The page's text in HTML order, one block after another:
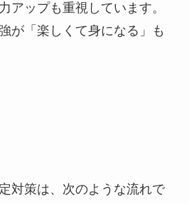
アップも重視しています。
が「楽しくて身になる」も
対策は、次のような流れで